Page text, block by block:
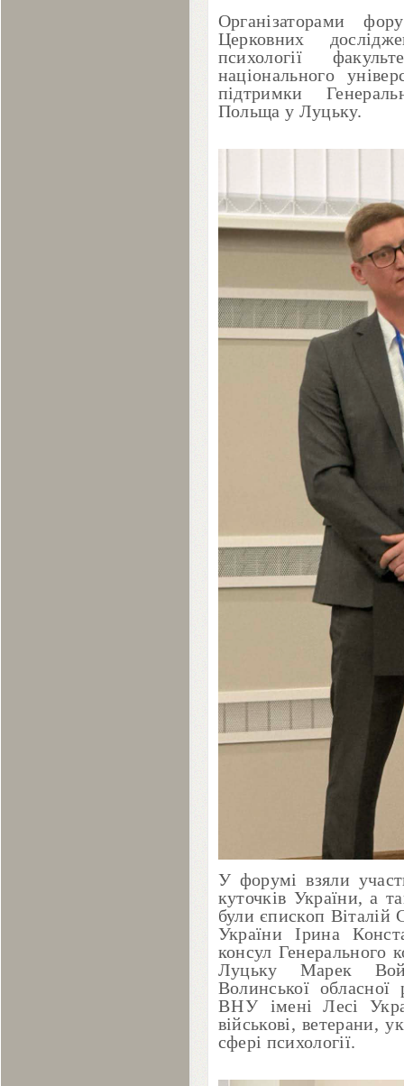
Організаторами
Церковних
психології
національного
підтримки
Польща у Луцьку.
У форумі взяли
куточків України, а
були єпископ Віталій
України Ірина
консул Генерального
Луцьку Марек
Волинської обласної
ВНУ імені Лесі
військові, ветерани,
сфері психології.